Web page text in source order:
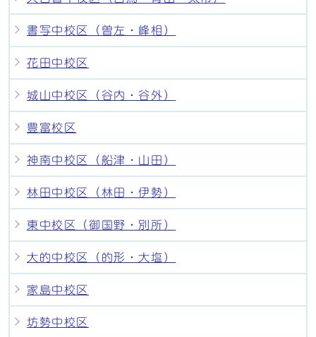
書写中校区（曽左・峰相）
花田中校区
城山中校区（谷内・谷外）
豊富校区
神南中校区（船津・山田）
林田中校区（林田・伊勢）
東中校区（御国野・別所）
大的中校区（的形・大塩）
家島中校区
坊勢中校区